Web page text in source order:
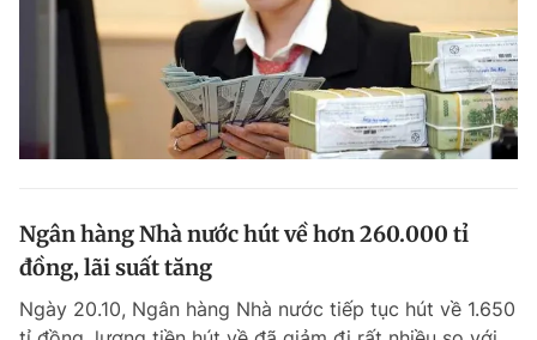
Ngân hàng Nhà nước hút về hơn 260.000 tỉ
đồng, lãi suất tăng
Ngày 20.10, Ngân hàng Nhà nước tiếp tục hút về 1.650